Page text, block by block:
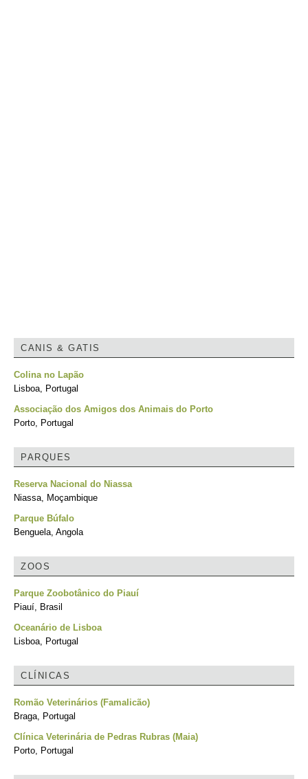
CANIS & GATIS
Colina no Lapão
Lisboa, Portugal
Associação dos Amigos dos Animais do Porto
Porto, Portugal
PARQUES
Reserva Nacional do Niassa
Niassa, Moçambique
Parque Búfalo
Benguela, Angola
ZOOS
Parque Zoobotânico do Piauí
Piauí, Brasil
Oceanário de Lisboa
Lisboa, Portugal
CLÍNICAS
Romão Veterinários (Famalicão)
Braga, Portugal
Clínica Veterinária de Pedras Rubras (Maia)
Porto, Portugal